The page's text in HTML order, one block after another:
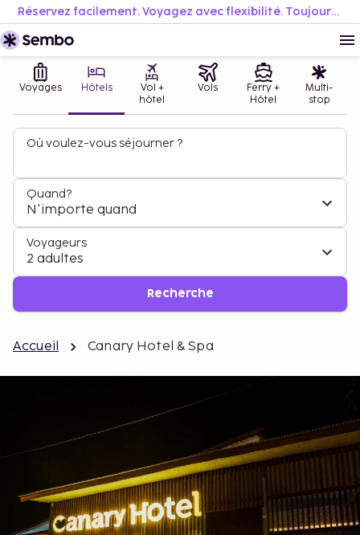
Réservez facilement. Voyagez avec flexibilité. Toujours au meilleur prix.
Voyages Hôtels
Vol +
hôtel
Vols
Ferry +
Hôtel
Multi-
stop
Où voulez-vous séjourner ?
Quand?
N'importe quand
Voyageurs
2 adultes
Recherche
Accueil Canary Hotel & Spa